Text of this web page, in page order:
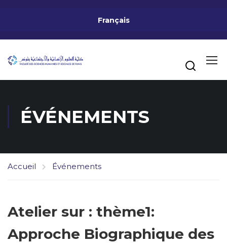
Français
ÉVÉNEMENTS
Accueil Événements
Atelier sur : thème1:
Approche Biographique des